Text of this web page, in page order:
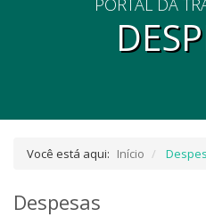
PORTAL DA
Você está aqui: Início
Despesas